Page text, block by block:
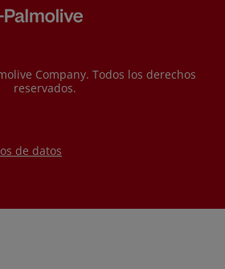
Company. Todos los derechos
reservados.
de datos